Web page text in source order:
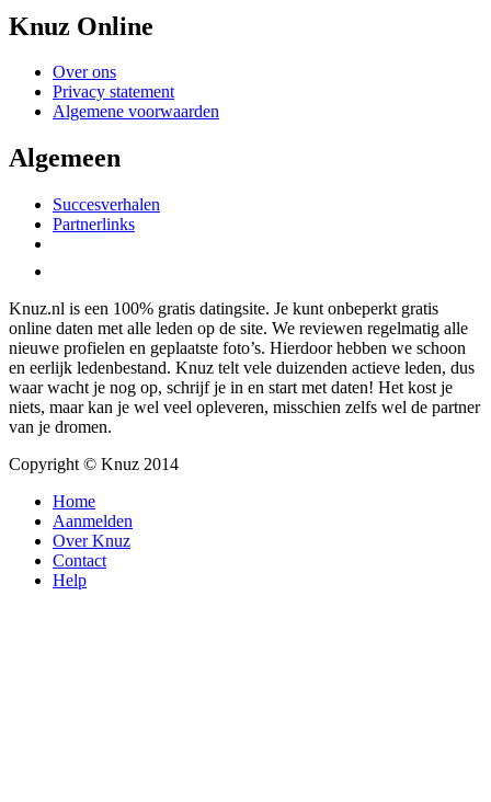
Knuz Online
Over ons
Privacy statement
Algemene voorwaarden
Algemeen
Succesverhalen
Partnerlinks
Knuz.nl is een 100% gratis datingsite. Je kunt onbeperkt gratis
online daten met alle leden op de site. We reviewen regelmatig alle
nieuwe profielen en geplaatste foto’s. Hierdoor hebben we schoon
en eerlijk ledenbestand. Knuz telt vele duizenden actieve leden, dus
waar wacht je nog op, schrijf je in en start met daten! Het kost je
niets, maar kan je wel veel opleveren, misschien zelfs wel de partner
van je dromen.
Copyright © Knuz 2014
Home
Aanmelden
Over Knuz
Contact
Help